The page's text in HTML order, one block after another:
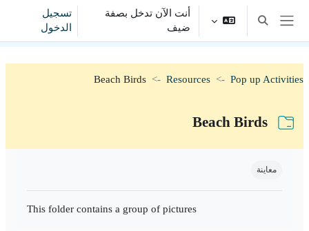
تخطى إلى المحتوى الرئيسي
واجهة جانبية
تبديل إدخال البحث
أنت الآن تدخل بصفة
ضيف
تسجيل
الدخول
Pop up Activities
Resources
Beach Birds
Beach Birds
معاينة
This folder contains a group of pictures